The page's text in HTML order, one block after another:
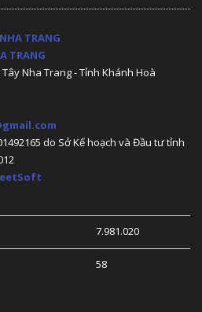
TRANG
TRANG
Nha Trang - Tỉnh Khánh Hoà
do Sở Kế hoạch và Đầu tư tỉnh
7.981.020
58